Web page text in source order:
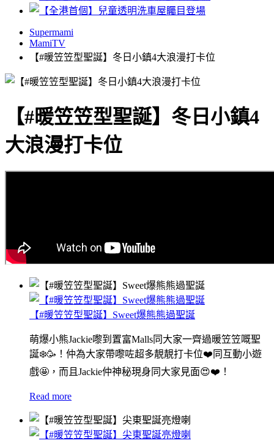
Supermami
MamiTV
【#暖笠笠型聖誕】冬日小鎮4大浪漫打卡位
【#暖笠笠型聖誕】冬日小鎮4
大浪漫打卡位
【#暖笠笠型聖誕】Sweet爆熊熊過聖誕
萌爆小熊Jackie嚟到置富Malls同大家一齊過暖笠笠嘅聖
誕❄️🥳！仲為大家帶嚟咗超多靚靚打卡位❤️同互動小遊
戲🤩，而且Jackie仲神秘現身同大家見面😍❤️！
Read more